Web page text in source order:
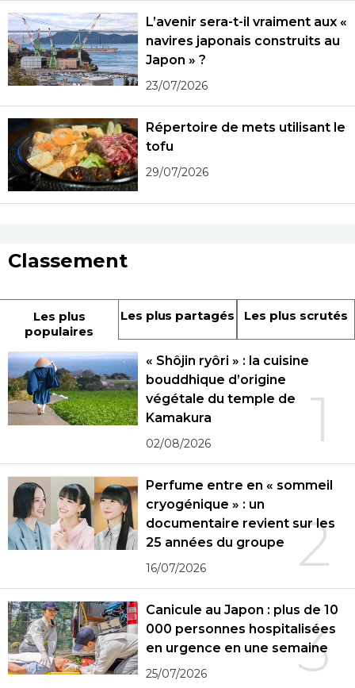
L’avenir sera-t-il vraiment aux «
navires japonais construits au
Japon » ?
23/07/2026
Répertoire de mets utilisant le
tofu
29/07/2026
Classement
Les plus
populaires
Les plus partagés Les plus scrutés
1
« Shôjin ryôri » : la cuisine
bouddhique d’origine
végétale du temple de
Kamakura
02/08/2026
2
Perfume entre en « sommeil
cryogénique » : un
documentaire revient sur les
25 années du groupe
16/07/2026
3
Canicule au Japon : plus de 10
000 personnes hospitalisées
en urgence en une semaine
25/07/2026